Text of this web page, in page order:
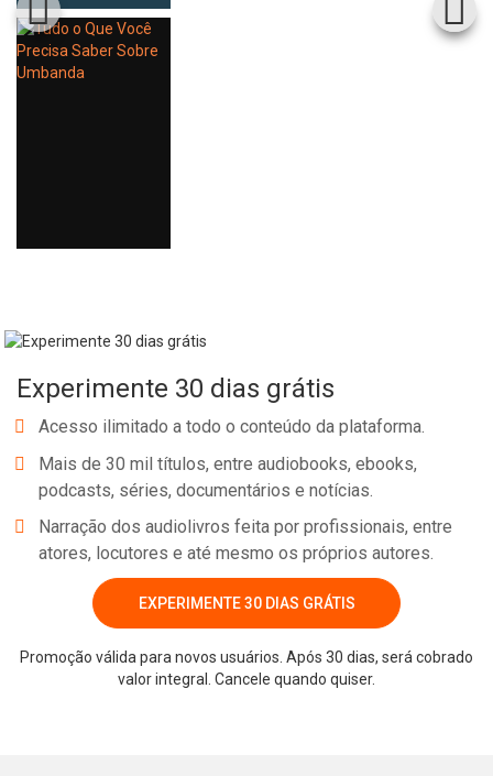
Experimente 30 dias grátis
Acesso ilimitado a todo o conteúdo da plataforma.
Mais de 30 mil títulos, entre audiobooks, ebooks,
podcasts, séries, documentários e notícias.
Narração dos audiolivros feita por profissionais, entre
atores, locutores e até mesmo os próprios autores.
EXPERIMENTE 30 DIAS GRÁTIS
Promoção válida para novos usuários. Após 30 dias, será cobrado
valor integral. Cancele quando quiser.